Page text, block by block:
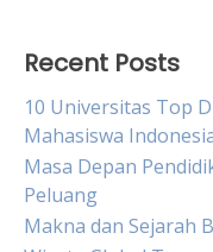
Recent Posts
10 Universitas Top
Mahasiswa
Masa Depan
Peluang
Makna dan Sejarah